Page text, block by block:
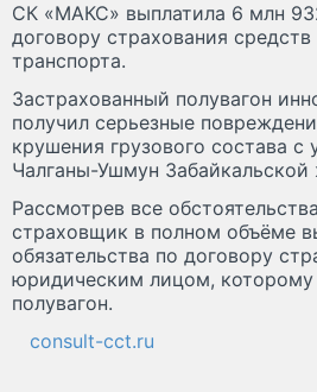
СК «МАКС» выплатила 6 млн
договору страхования
транспорта.
Застрахованный полувагон
получил серьезные
крушения грузового состава с
Чалганы-Ушмун Забайкальской
Рассмотрев все
страховщик в полном объёме
обязательства по договору
юридическим лицом, которому
полувагон.
consult-cct.ru